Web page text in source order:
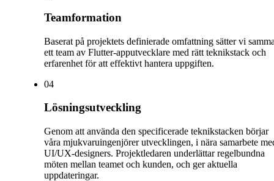
Teamformation
Baserat på projektets definierade omfattning sätter vi
ett team av Flutter-apputvecklare med rätt teknikstack och
erfarenhet för att effektivt hantera uppgiften.
04
Lösningsutveckling
Genom att använda den specificerade teknikstacken börjar
våra mjukvaruingenjörer utvecklingen, i nära samarbete
UI/UX-designers. Projektledaren underlättar regelbundna
möten mellan teamet och kunden, och ger aktuella
uppdateringar.